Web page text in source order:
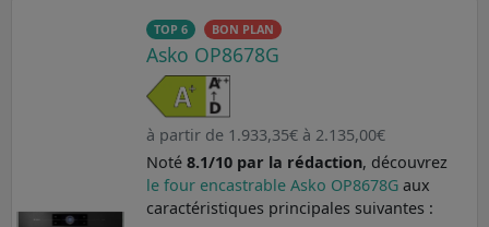
TOP 6 BON PLAN
Asko OP8678G
à partir de 1.933,35€ à 2.135,00€
Noté 8.1/10 par la rédaction, découvrez
le four encastrable Asko OP8678G aux
caractéristiques principales suivantes :